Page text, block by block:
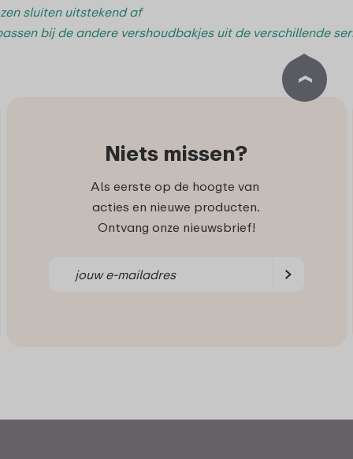
sluiten uitstekend af
bij de andere vershoudbakjes uit de verschillende
Niets missen?
Als eerste op de hoogte van
acties en nieuwe producten.
Ontvang onze nieuwsbrief!